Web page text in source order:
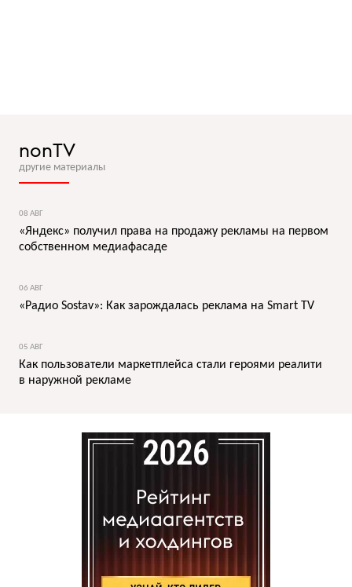
nonTV
другие материалы
08 АВГ
«Яндекс» получил права на продажу рекламы на первом
собственном медиафасаде
06 АВГ
«Радио Sostav»: Как зарождалась реклама на Smart TV
05 АВГ
Как пользователи маркетплейса стали героями реалити
в наружной рекламе